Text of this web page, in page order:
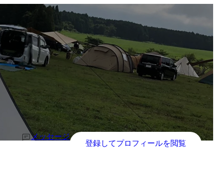
メッセージ
登録してプロフィールを閲覧